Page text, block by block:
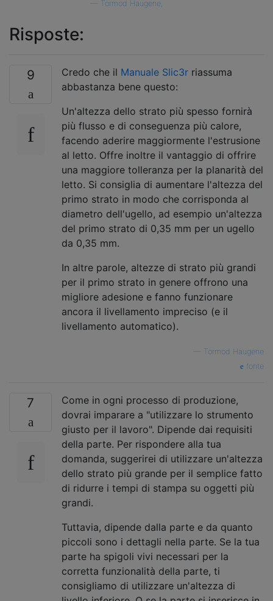
Tormod Haugene,
Risposte:
9 Credo che il Manuale Slic3r riassuma
abbastanza bene questo:
Un'altezza dello strato più spesso fornirà
più flusso e di conseguenza più calore,
facendo aderire maggiormente l'estrusione
al letto. Offre inoltre il vantaggio di offrire
una maggiore tolleranza per la planarità del
letto. Si consiglia di aumentare l'altezza del
primo strato in modo che corrisponda al
diametro dell'ugello, ad esempio un'altezza
del primo strato di 0,35 mm per un ugello
da 0,35 mm.
In altre parole, altezze di strato più grandi
per il primo strato in genere offrono una
migliore adesione e fanno funzionare
ancora il livellamento impreciso (e il
livellamento automatico).
Tormod Haugene
fonte
7
Come in ogni processo di produzione,
dovrai imparare a "utilizzare lo strumento
giusto per il lavoro". Dipende dai requisiti
della parte. Per rispondere alla tua
domanda, suggerirei di utilizzare un'altezza
dello strato più grande per il semplice fatto
di ridurre i tempi di stampa su oggetti più
grandi.
Tuttavia, dipende dalla parte e da quanto
piccoli sono i dettagli nella parte. Se la tua
parte ha spigoli vivi necessari per la
corretta funzionalità della parte, ti
consigliamo di utilizzare un'altezza di